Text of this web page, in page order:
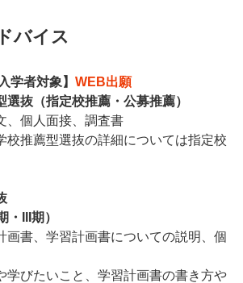
バイス
学者対象】 WEB出願
抜（指定校推薦・公募推薦）
、個人面接、調査書
校推薦型選抜の詳細については指定校
・III期）
画書、学習計画書についての説明、個
学びたいこと、学習計画書の書き方や